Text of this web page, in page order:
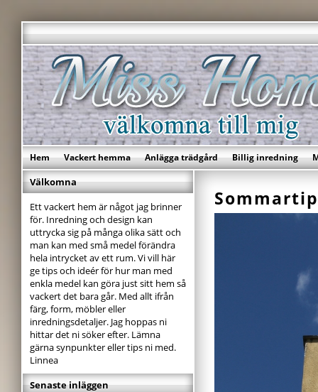
Hem Vackert hemma Anlägga trädgård Billig inredning
Välkomna
Ett vackert hem är något jag brinner
för. Inredning och design kan
uttrycka sig på många olika sätt och
man kan med små medel förändra
hela intrycket av ett rum. Vi vill här
ge tips och ideér för hur man med
enkla medel kan göra just sitt hem så
vackert det bara går. Med allt ifrån
färg, form, möbler eller
inredningsdetaljer. Jag hoppas ni
hittar det ni söker efter. Lämna
gärna synpunkter eller tips ni med.
Linnea
Senaste inläggen